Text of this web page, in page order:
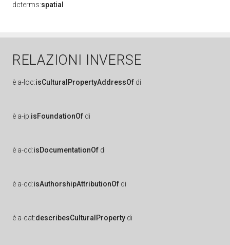
dcterms:spatial
RELAZIONI INVERSE
è a-loc:isCulturalPropertyAddressOf di
è a-ip:isFoundationOf di
è a-cd:isDocumentationOf di
è a-cd:isAuthorshipAttributionOf di
è a-cat:describesCulturalProperty di